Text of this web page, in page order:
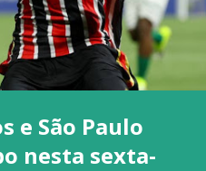
e São Paulo
nesta sexta-